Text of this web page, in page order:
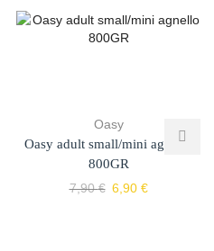
Oasy
Oasy adult small/mini agnello
800GR
7,90€ 6,90 €